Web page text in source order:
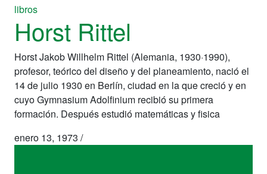
libros
Horst Rittel
Horst Jakob Willhelm Rittel (Alemania, 1930·1990),
profesor, teórico del diseño y del planeamiento, nació el
14 de julio 1930 en Berlín, ciudad en la que creció y en
cuyo Gymnasium Adolfinium recibió su primera
formación. Después estudió matemáticas y fisica
enero 13, 1973 /